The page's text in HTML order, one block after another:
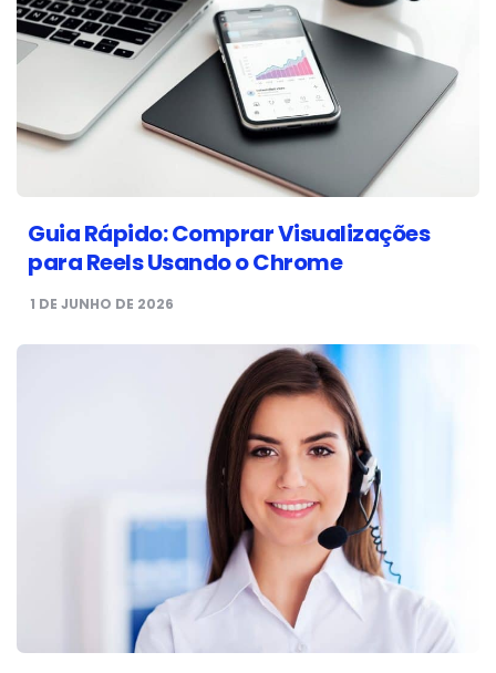
Guia Rápido: Comprar Visualizações
para Reels Usando o Chrome
1 DE JUNHO DE 2026